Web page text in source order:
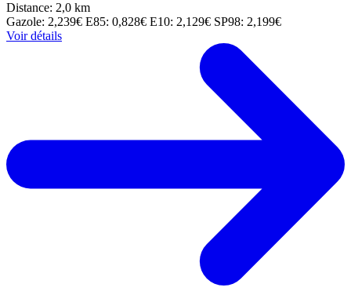
Distance: 2,0 km
Gazole: 2,239€ E85: 0,828€ E10: 2,129€ SP98: 2,199€
Voir détails